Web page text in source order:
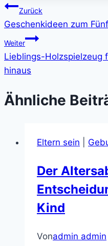
Zurück
Geschenkideen zum
Weiter
Lieblings-Holzspielzeug
hinaus
Ähnliche
Eltern sein
Der
Kind
Vonadmin admin